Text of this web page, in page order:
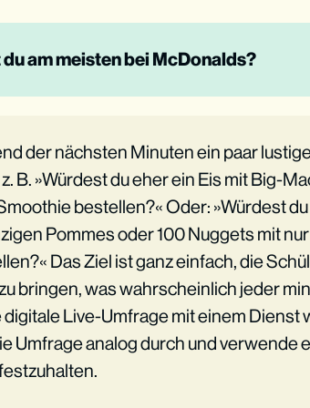
am meisten bei McDonalds?
der nächsten Minuten ein paar
B. »Würdest du eher ein Eis mit Big-
bestellen?« Oder: »Würdest
Pommes oder 100 Nuggets mit
Das Ziel ist ganz einfach, die
bringen, was wahrscheinlich jeder
Live-Umfrage mit einem Dienst
Umfrage analog durch und verwende